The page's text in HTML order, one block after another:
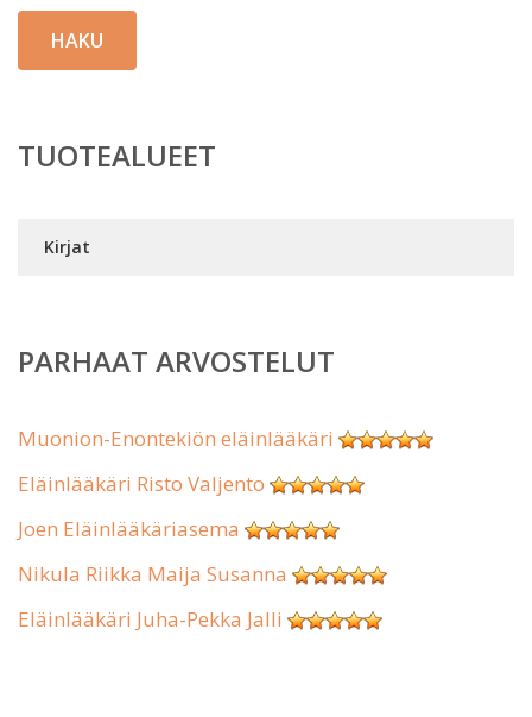
HAKU
TUOTEALUEET
Kirjat
PARHAAT ARVOSTELUT
Muonion-Enontekiön eläinlääkäri
Eläinlääkäri Risto Valjento
Joen Eläinlääkäriasema
Nikula Riikka Maija Susanna
Eläinlääkäri Juha-Pekka Jalli